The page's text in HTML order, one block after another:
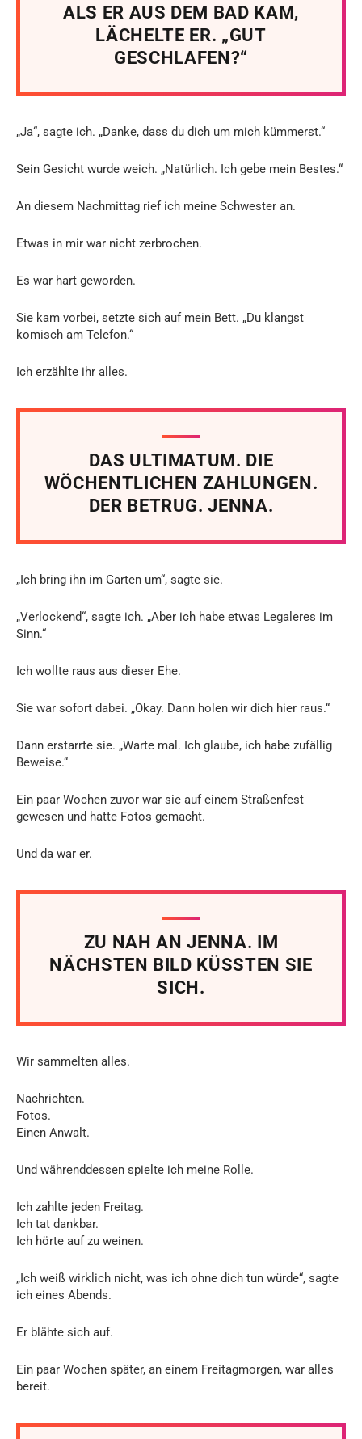
ALS ER AUS DEM BAD KAM,
LÄCHELTE ER. „GUT
GESCHLAFEN?“
„Ja“, sagte ich. „Danke, dass du dich um mich kümmerst.“
Sein Gesicht wurde weich. „Natürlich. Ich gebe mein Bestes.“
An diesem Nachmittag rief ich meine Schwester an.
Etwas in mir war nicht zerbrochen.
Es war hart geworden.
Sie kam vorbei, setzte sich auf mein Bett. „Du klangst
komisch am Telefon.“
Ich erzählte ihr alles.
DAS ULTIMATUM. DIE
WÖCHENTLICHEN ZAHLUNGEN.
DER BETRUG. JENNA.
„Ich bring ihn im Garten um“, sagte sie.
„Verlockend“, sagte ich. „Aber ich habe etwas Legaleres im
Sinn.“
Ich wollte raus aus dieser Ehe.
Sie war sofort dabei. „Okay. Dann holen wir dich hier raus.“
Dann erstarrte sie. „Warte mal. Ich glaube, ich habe zufällig
Beweise.“
Ein paar Wochen zuvor war sie auf einem Straßenfest
gewesen und hatte Fotos gemacht.
Und da war er.
ZU NAH AN JENNA. IM
NÄCHSTEN BILD KÜSSTEN SIE
SICH.
Wir sammelten alles.
Nachrichten.
Fotos.
Einen Anwalt.
Und währenddessen spielte ich meine Rolle.
Ich zahlte jeden Freitag.
Ich tat dankbar.
Ich hörte auf zu weinen.
„Ich weiß wirklich nicht, was ich ohne dich tun würde“, sagte
ich eines Abends.
Er blähte sich auf.
Ein paar Wochen später, an einem Freitagmorgen, war alles
bereit.